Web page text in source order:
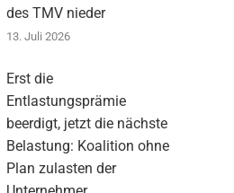
des TMV nieder
13. Juli 2026
Erst die
Entlastungsprämie
beerdigt, jetzt die nächste
Belastung: Koalition ohne
Plan zulasten der